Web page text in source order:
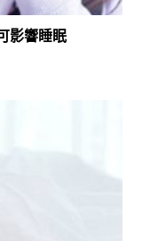
影響睡眠